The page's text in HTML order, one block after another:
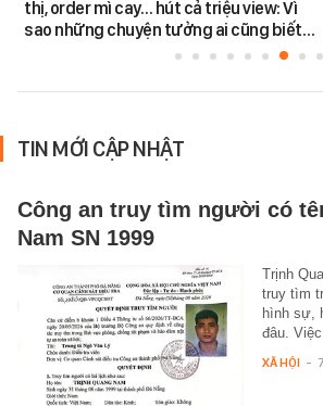
thị, order mì cay… hút cả triệu view: Vì
sao những chuyện tưởng ai cũng biết…
TIN MỚI CẬP NHẬT
Công an truy tìm người có
Nam SN 1999
Trịnh
truy tìm
hình sự,
đâu.
XÃ HỘI -